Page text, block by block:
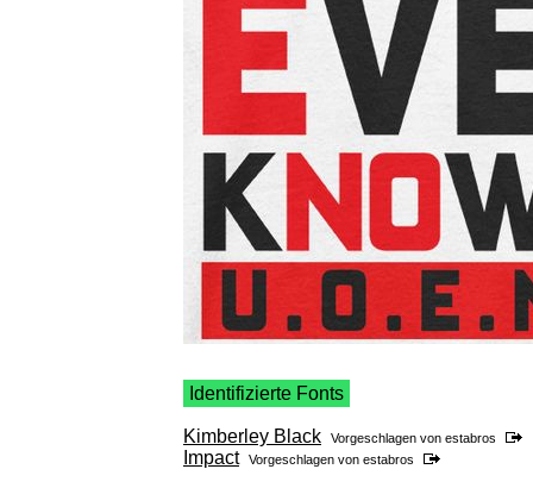
Identifizierte Fonts
Kimberley Black Vorgeschlagen von estabros
Impact Vorgeschlagen von estabros